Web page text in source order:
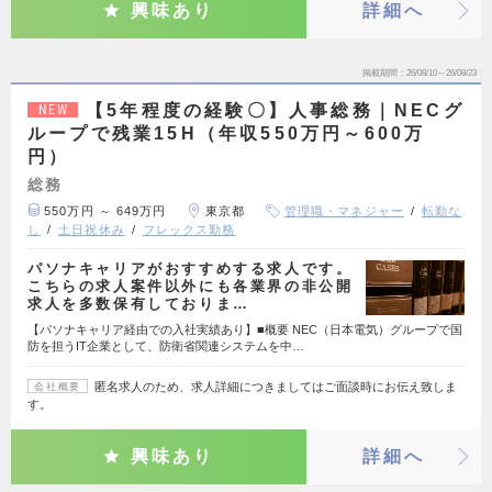
興味あり 詳細へ
掲載期間 26/08/10～26/08/23
NEW
【5年程度の経験〇】人事総務｜NECグ
ループで残業15H（年収550万円～600万
円）
総務
550万円 ～ 649万円 東京都 管理職・マネジャー
転勤な
し
土日祝休み フレックス勤務
パソナキャリアがおすすめする求人です。
こちらの求人案件以外にも各業界の非公開
求人を多数保有しておりま…
【パソナキャリア経由での入社実績あり】■概要 NEC（日本電気）グループで国
防を担うIT企業として、防衛省関連システムを中…
会社概要
匿名求人のため、求人詳細につきましてはご面談時にお伝え致しま
す。
興味あり 詳細へ